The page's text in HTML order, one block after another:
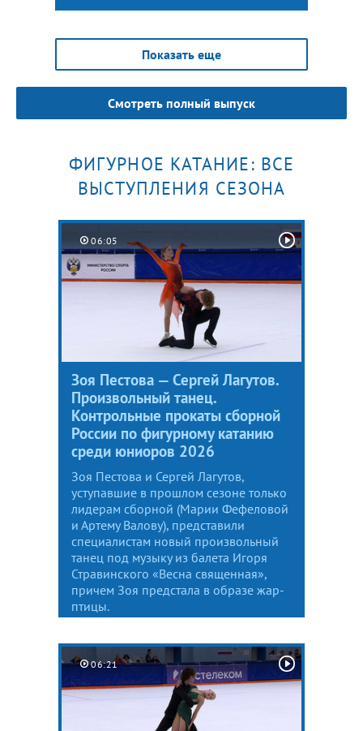
Показать еще
Смотреть полный выпуск
ФИГУРНОЕ КАТАНИЕ: ВСЕ
ВЫСТУПЛЕНИЯ СЕЗОНА
06:05
Зоя Пестова — Сергей Лагутов.
Произвольный танец.
Контрольные прокаты сборной
России по фигурному катанию
среди юниоров 2026
Зоя Пестова и Сергей Лагутов,
уступавшие в прошлом сезоне только
лидерам сборной (Марии Фефеловой
и Артему Валову), представили
специалистам новый произвольный
танец под музыку из балета Игоря
Стравинского «Весна священная»,
причем Зоя предстала в образе жар-
птицы.
06:21